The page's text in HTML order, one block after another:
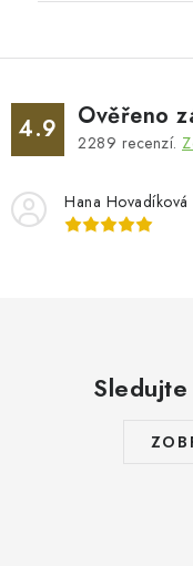
4.9 Ověřeno
2289 recenzí.
Hana Hovadíková